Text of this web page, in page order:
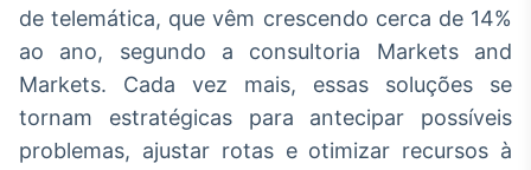
Curadoria de
conteúdos
noticiosos
Soluções de
Tecnologia
Broadcast
de telemática, que vêm crescendo cerca de 14%
ao ano, segundo a consultoria Markets and
Markets. Cada vez mais, essas soluções se
tornam estratégicas para antecipar possíveis
problemas, ajustar rotas e otimizar recursos à